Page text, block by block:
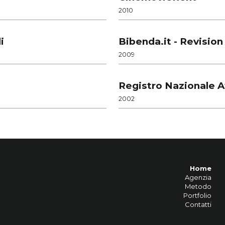
2010
Bibenda.it -
2009
Registro Nazionale
2002
Home
Agenzia
Metodo
Portfolio
Contatti